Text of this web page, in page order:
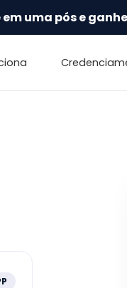
uma pós e